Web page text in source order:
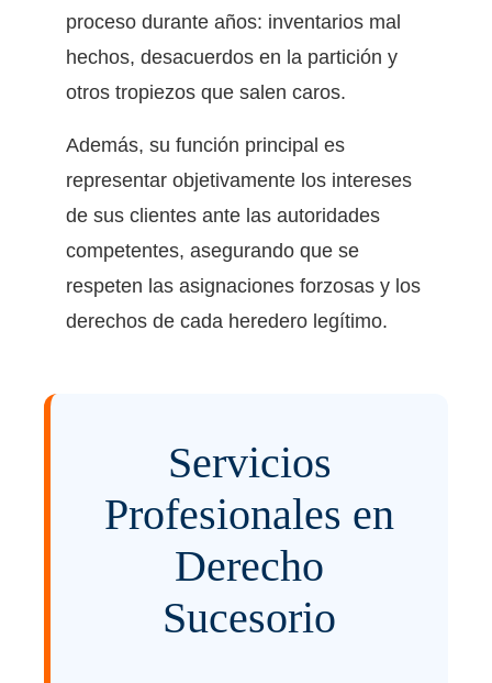
proceso durante años: inventarios mal
hechos, desacuerdos en la partición y
otros tropiezos que salen caros.
Además, su función principal es
representar objetivamente los intereses
de sus clientes ante las autoridades
competentes, asegurando que se
respeten las asignaciones forzosas y los
derechos de cada heredero legítimo.
Servicios
Profesionales en
Derecho
Sucesorio